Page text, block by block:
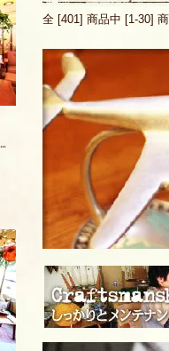
全 [401] 商品中 [1-30]